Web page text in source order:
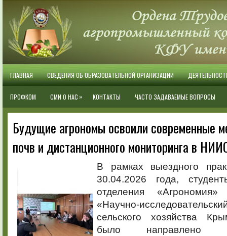
ГЛАВНАЯ СВЕДЕНИЯ ОБ ОБРАЗОВАТЕЛЬНОЙ ОРГАНИЗАЦИИ
ПРОФКОМ СМИ О НАС » КОНТАКТЫ ЧАСТО ЗАДАВАЕМЫЕ ВОПРОСЫ
Будущие агрономы освоили современные
почв и дистанционного мониторинга в
В рамках выездного
30.04.2026 года,
отделения
«Научно-
сельского хозяйства
было направлено